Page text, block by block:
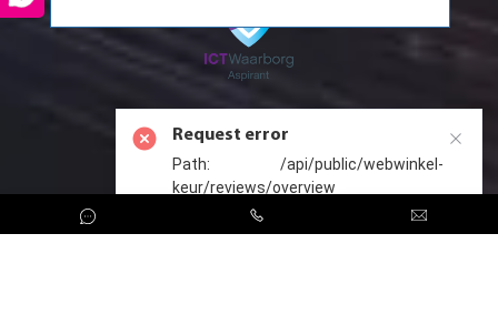
CreoServer © 2026 All rights reserved
Request error
Path: /api/public/webwinkel-
keur/reviews/overview